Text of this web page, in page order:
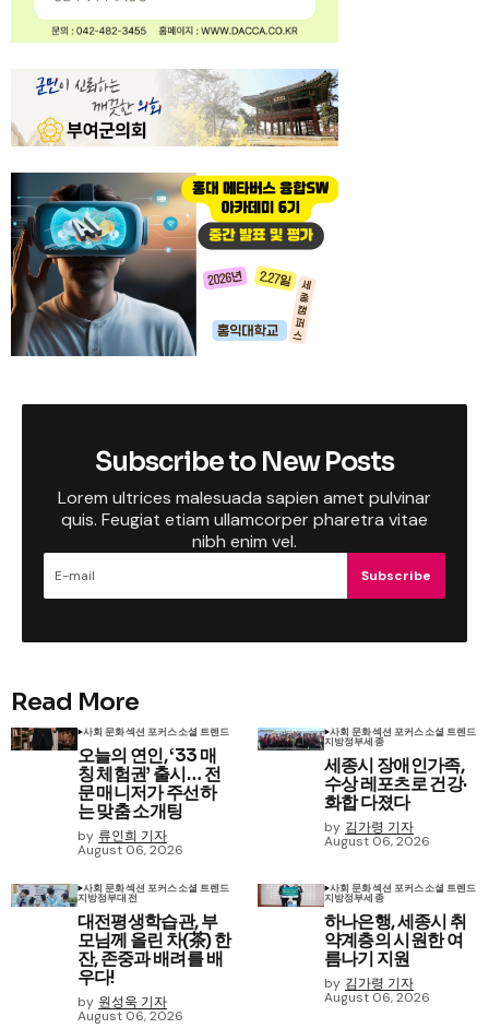
Subscribe to New Posts
Lorem ultrices malesuada sapien amet pulvinar
quis. Feugiat etiam ullamcorper pharetra vitae
nibh enim vel.
Subscribe
Read More
사회 문화섹션 포커스소셜 트렌드
오늘의 연인, ‘33 매
칭 체험권’ 출시… 전
문 매니저가 주선하
는 맞춤 소개팅
by 류인희 기자
August 06, 2026
사회 문화섹션 포커스소셜 트렌드
지방정부세종
세종시 장애인가족,
수상 레포츠로 건강·
화합 다졌다
by 김가령 기자
August 06, 2026
사회 문화섹션 포커스소셜 트렌드
지방정부대전
대전평생학습관, 부
모님께 올린 차(茶) 한
잔, 존중과 배려를 배
우다!
by 원성욱 기자
August 06, 2026
사회 문화섹션 포커스소셜 트렌드
지방정부세종
하나은행, 세종시 취
약계층의 시원한 여
름나기 지원
by 김가령 기자
August 06, 2026